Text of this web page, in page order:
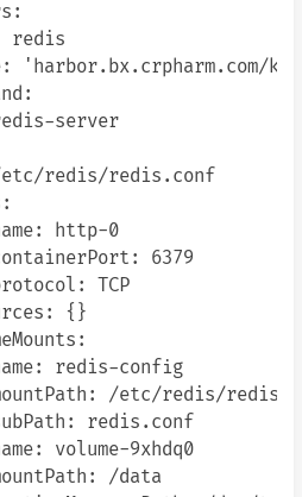
redis
'harbor.bx.crpharm.com/
server
redis/redis.conf
http-0
6379
TCP
{}
redis-config
/etc/redis/
redis.conf
volume-9xhdq0
/data